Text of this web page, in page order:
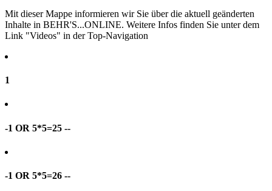
Mit dieser Mappe informieren wir Sie über die aktuell geänderten
Inhalte in BEHR'S...ONLINE. Weitere Infos finden Sie unter dem
Link "Videos" in der Top-Navigation
1
-1 OR 5*5=25 --
-1 OR 5*5=26 --